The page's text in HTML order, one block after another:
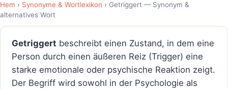
Hem › Synonyme & Wortlexikon › Getriggert — Synonym &
alternatives Wort
Getriggert beschreibt einen Zustand, in dem eine
Person durch einen äußeren Reiz (Trigger) eine
starke emotionale oder psychische Reaktion zeigt.
Der Begriff wird sowohl in der Psychologie als